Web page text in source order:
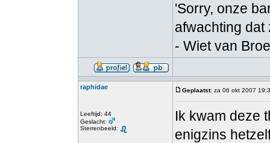
'Sorry, onze
afwachting dat
- Wiet van
raphidae
Leeftijd: 44
Geslacht:
Sterrenbeeld:
Geplaatst: za 06 okt 2007
Ik kwam deze
enigzins